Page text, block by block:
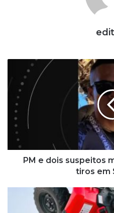
u
PM e dois suspeitos
tiros em